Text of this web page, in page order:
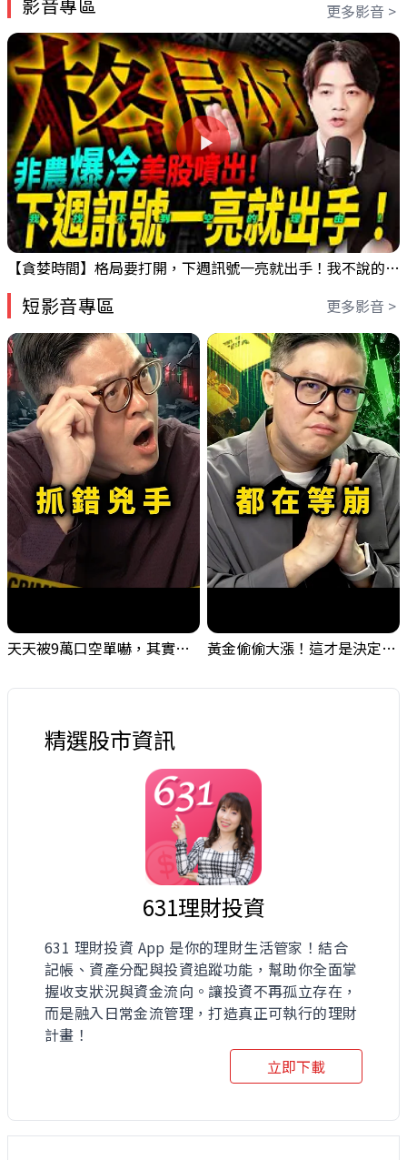
更多影音 >
【貪婪時間】格局要打開，下週訊號一亮就出手！我不說的話還真一堆人不知道！｜錢進大趨勢 Mr.智霖 陳 2026/08/08
短影音專區 更多影音 >
天天被9萬口空單嚇，其實你盯錯地方了｜Mr.Jimmy高志銘 #台股 #外資期貨 #融資 黃金偷偷大漲！這才是決定台股生死的「真風向球」！｜Mr.Jimmy高志銘 #黃金 #美元指數 #聯準會
精選股市資訊
631理財投資
631 理財投資 App 是你的理財生活管家！結合
記帳、資產分配與投資追蹤功能，幫助你全面掌
握收支狀況與資金流向。讓投資不再孤立存在，
而是融入日常金流管理，打造真正可執行的理財
計畫！
立即下載